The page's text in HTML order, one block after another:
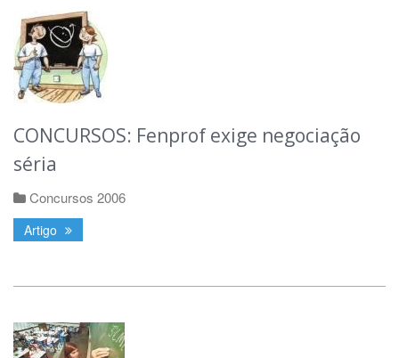
CONCURSOS: Fenprof exige negociação
séria
Concursos 2006
Artigo